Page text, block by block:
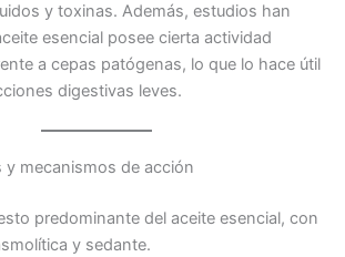
y toxinas. Además, estudios han
esencial posee cierta actividad
a cepas patógenas, lo que lo hace útil
digestivas leves.
y mecanismos de acción
predominante del aceite esencial, con
y sedante.